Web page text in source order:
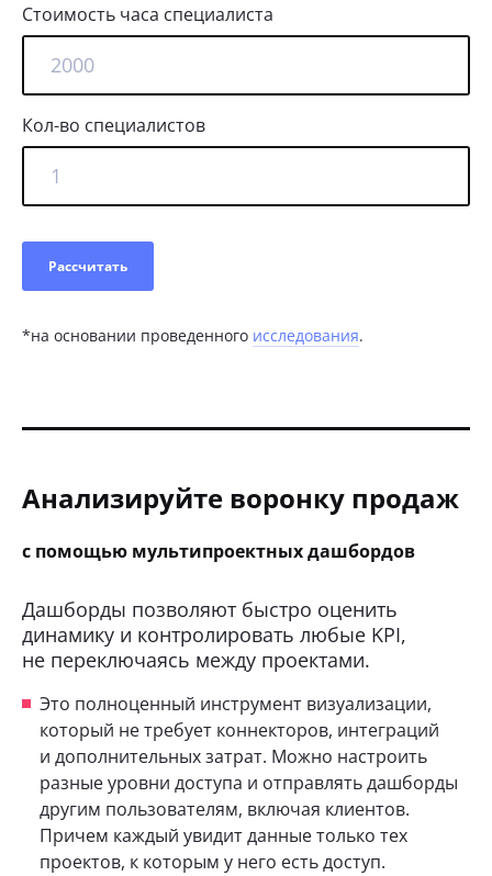
Стоимость часа специалиста
Кол-во специалистов
Рассчитать
*на основании проведенного исследования.
Анализируйте воронку продаж
с помощью мультипроектных дашбордов
Дашборды позволяют быстро оценить
динамику и контролировать любые KPI,
не переключаясь между проектами.
Это полноценный инструмент визуализации,
который не требует коннекторов, интеграций
и дополнительных затрат. Можно настроить
разные уровни доступа и отправлять дашборды
другим пользователям, включая клиентов.
Причем каждый увидит данные только тех
проектов, к которым у него есть доступ.